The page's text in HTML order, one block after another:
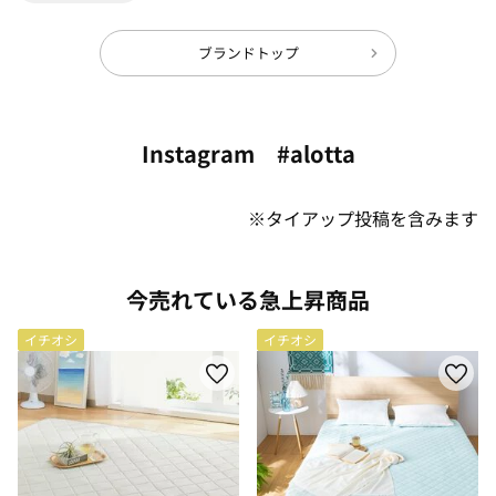
ブランドトップ
Instagram #alotta
※タイアップ投稿を含みます
今売れている急上昇商品
イチオシ イチオシ